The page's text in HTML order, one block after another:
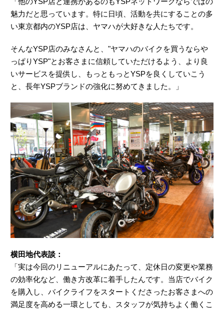
魅力だと思っています。特に日頃、活動を共にすることの多
い東京都内のYSP店は、ヤマハが大好きな人たちです。
そんなYSP店のみなさんと、"ヤマハのバイクを買うならや
っぱりYSP"とお客さまに信頼していただけるよう、より良
いサービスを提供し、もっともっとYSPを良くしていこう
と、長年YSPブランドの強化に努めてきました。」
横田地代表談：
「実は今回のリニューアルにあたって、定休日の変更や業務
の効率化など、働き方改革に着手したんです。当店でバイク
を購入し、バイクライフをスタートくださったお客さまへの
満足度を高める一環としても、スタッフが気持ちよく働くこ